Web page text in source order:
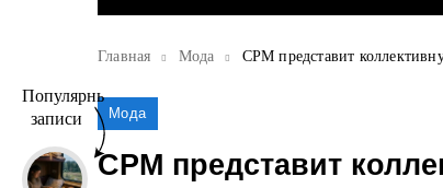
Главная Мода CPM представит
Популярные
записи
Мода
CPM представит